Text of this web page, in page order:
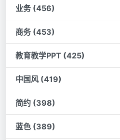
业务 (456)
商务 (453)
教育教学PPT (425)
中国风 (419)
简约 (398)
蓝色 (389)